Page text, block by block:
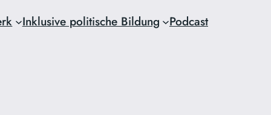
Inklusive politische Bildung Podcast